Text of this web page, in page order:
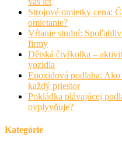
Strojové omietky cena:
omietanie?
Vŕtanie studní:
firmy
Dětská čtyřkolka –
vozidla
Epoxidová podlaha: Ako
každý priestor
Pokládka plávajúcej
ovplyvňuje?
Kategórie